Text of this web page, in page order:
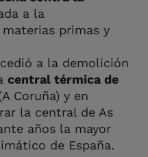
a la
primas y
a la demolición
central térmica de
Coruña) y en
la central de As
años la mayor
de España.